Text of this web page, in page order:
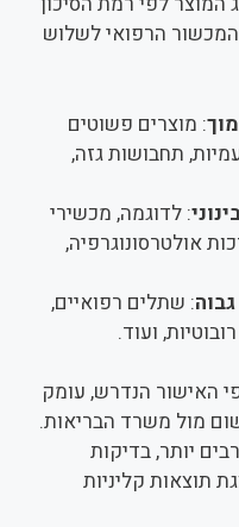
הרפואי לשלוש
: מוצרים פשוטים
תחבושות גזה,
: לדוגמה, מכשירי
אולטרסונוגרפיה,
: שתלים רפואיים,
ועוד.
האישור הנדרש, עומק
מול משרד הבריאות.
יותר, בדיקות
תוצאות קליניות